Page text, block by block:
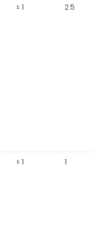
≤ 1 2.5
≤ 1 1